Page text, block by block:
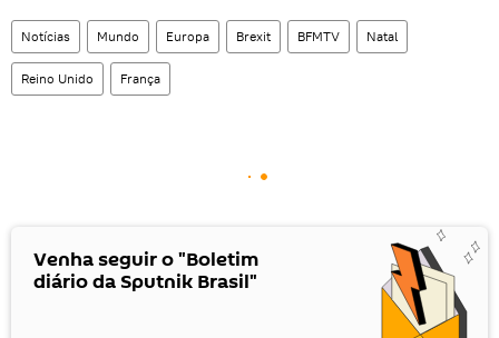
Notícias Mundo Europa Brexit BFMTV Natal
Reino Unido França
Venha seguir o "Boletim
diário da Sputnik Brasil"